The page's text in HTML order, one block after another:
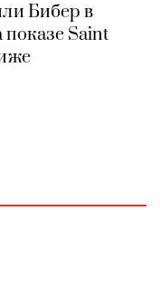
Бибер в
Saint